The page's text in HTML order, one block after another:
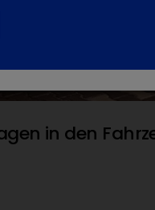
in den